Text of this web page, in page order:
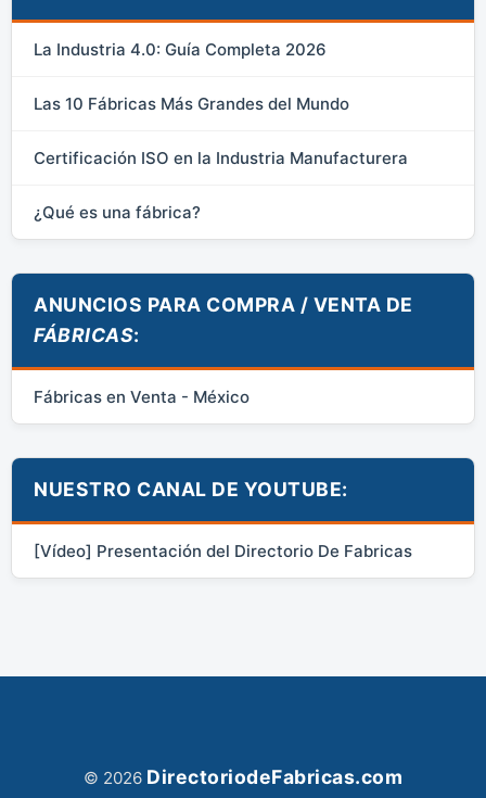
La Industria 4.0: Guía Completa 2026
Las 10 Fábricas Más Grandes del Mundo
Certificación ISO en la Industria Manufacturera
¿Qué es una fábrica?
ANUNCIOS PARA COMPRA / VENTA DE
FÁBRICAS:
Fábricas en Venta - México
NUESTRO CANAL DE YOUTUBE:
[Vídeo] Presentación del Directorio De Fabricas
© 2026 DirectoriodeFabricas.com